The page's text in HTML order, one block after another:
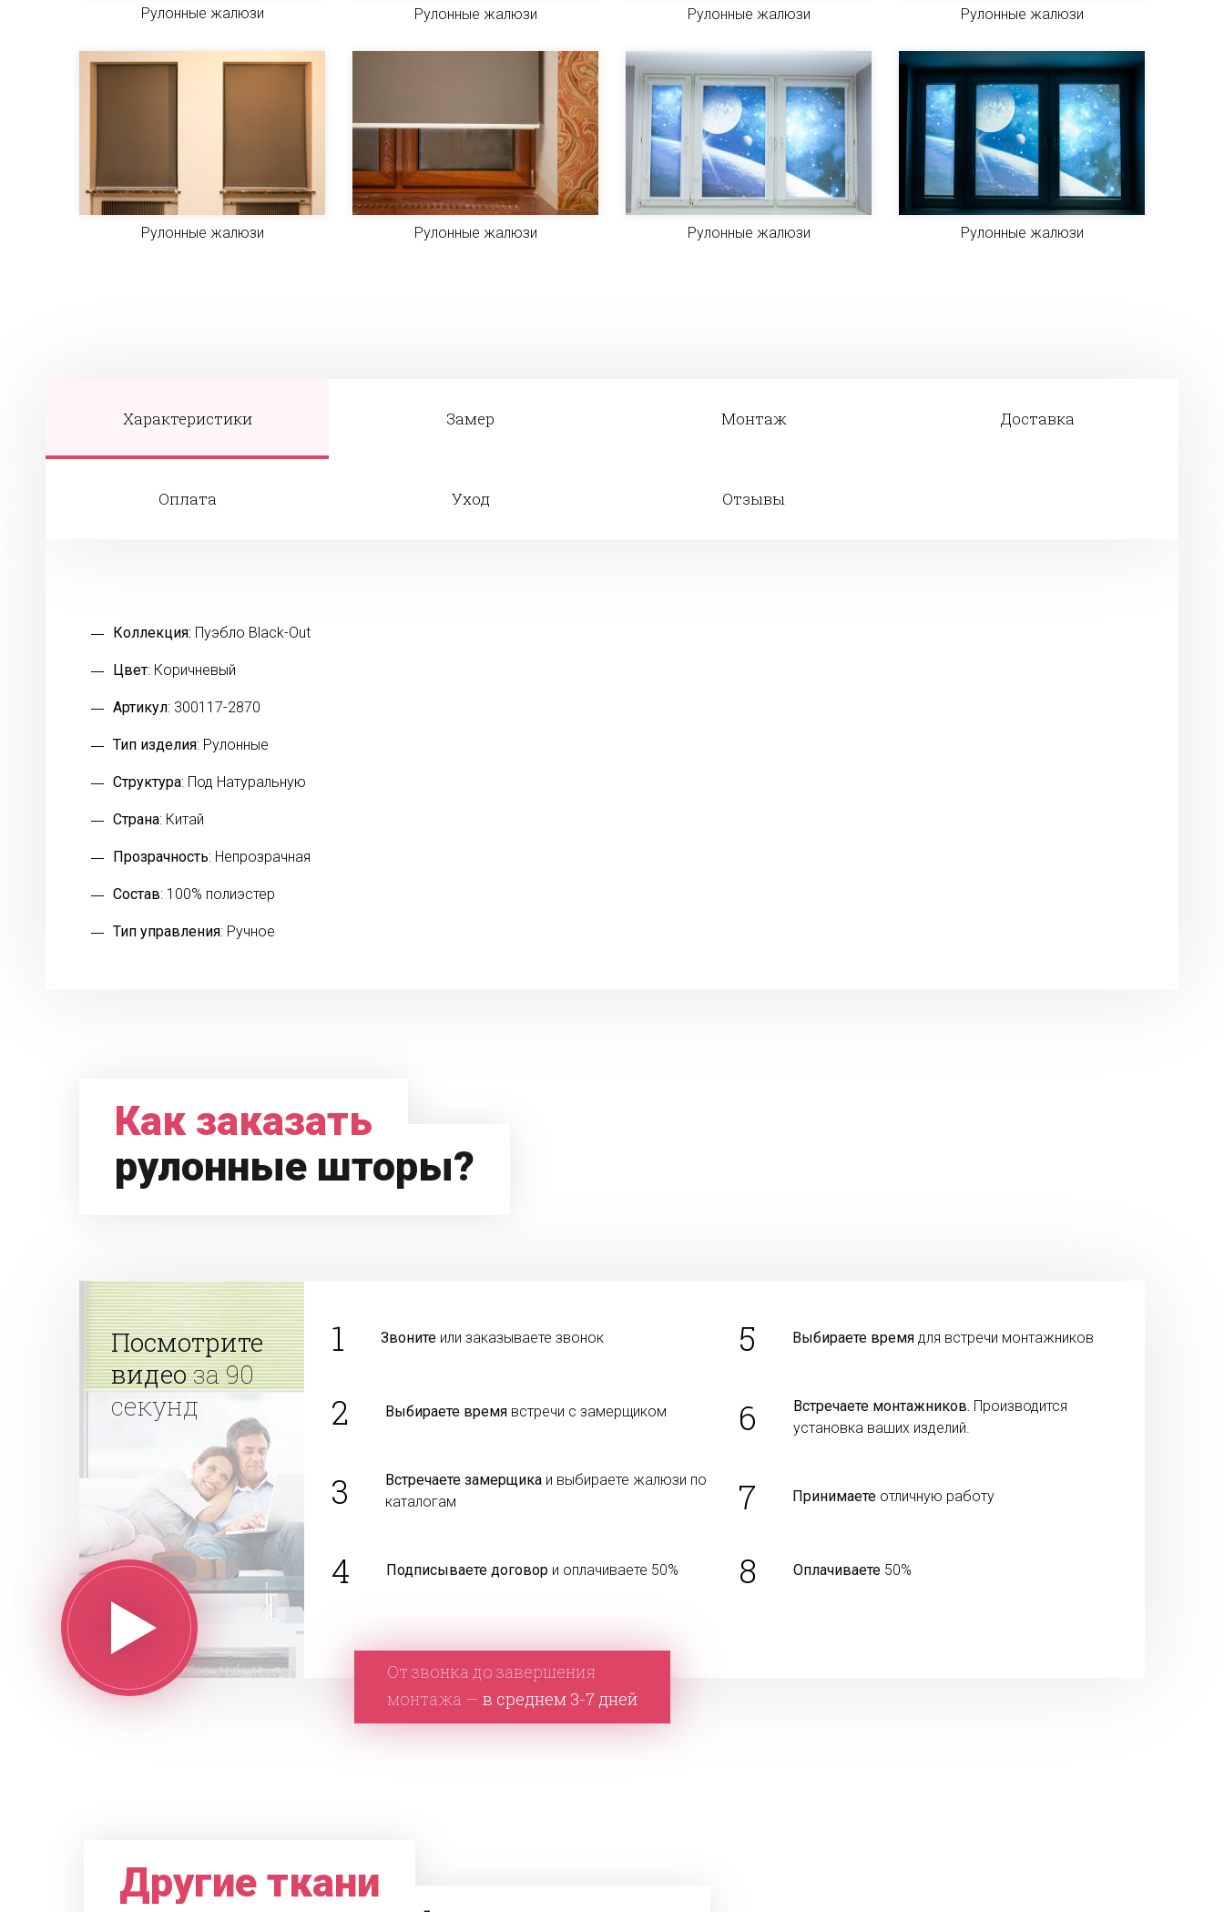
Рулонные жалюзи Рулонные жалюзи Рулонные жалюзи Рулонные жалюзи
Рулонные жалюзи Рулонные жалюзи Рулонные жалюзи Рулонные жалюзи
Характеристики Замер Монтаж Доставка
Оплата Уход Отзывы
Коллекция: Пуэбло Black-Out
Цвет: Коричневый
Артикул: 300117-2870
Тип изделия: Рулонные
Структура: Под Натуральную
Страна: Китай
Прозрачность: Непрозрачная
Состав: 100% полиэстер
Тип управления: Ручное
Как заказать
рулонные шторы?
Посмотрите
видеоза 90
секунд
1 Звоните или заказываете звонок
2 Выбираете время встречи с замерщиком
3 Встречаете замерщика и выбираете жалюзи по
каталогам
4 Подписываете договор и оплачиваете 50%
5 Выбираете времядля встречи монтажников
6 Встречаете монтажников. Производится
установка ваших изделий.
7 Принимаетеотличную работу
8 Оплачиваете50%
От звонка до завершения
монтажа — в среднем 3-7 дней
Другие ткани